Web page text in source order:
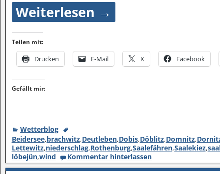
Weiterlesen →
Teilen mit:
Drucken E-Mail X Facebook
Gefällt mir:
Wetterblog
Beidersee,brachwitz,Deutleben,Dobis,Döblitz,Domnitz,
Lettewitz,niederschlag,Rothenburg,Saalefähren,Saalekiez,
löbejün,wind Kommentar hinterlassen